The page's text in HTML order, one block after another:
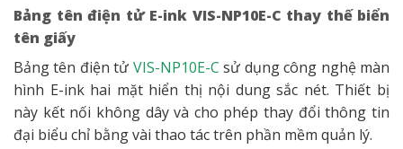
Bảng tên điện tử E-ink VIS-NP10E-C thay thế biển
tên giấy
Bảng tên điện tử VIS-NP10E-C sử dụng công nghệ màn
hình E-ink hai mặt hiển thị nội dung sắc nét. Thiết bị
này kết nối không dây và cho phép thay đổi thông tin
đại biểu chỉ bằng vài thao tác trên phần mềm quản lý.